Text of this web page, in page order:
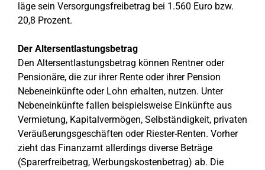
läge sein Versorgungsfreibetrag bei 1.560 Euro bzw.
20,8 Prozent.
Der Altersentlastungsbetrag
Den Altersentlastungsbetrag können Rentner oder
Pensionäre, die zur ihrer Rente oder ihrer Pension
Nebeneinkünfte oder Lohn erhalten, nutzen. Unter
Nebeneinkünfte fallen beispielsweise Einkünfte aus
Vermietung, Kapitalvermögen, Selbständigkeit, privaten
Veräußerungsgeschäften oder Riester-Renten. Vorher
zieht das Finanzamt allerdings diverse Beträge
(Sparerfreibetrag, Werbungskostenbetrag) ab. Die